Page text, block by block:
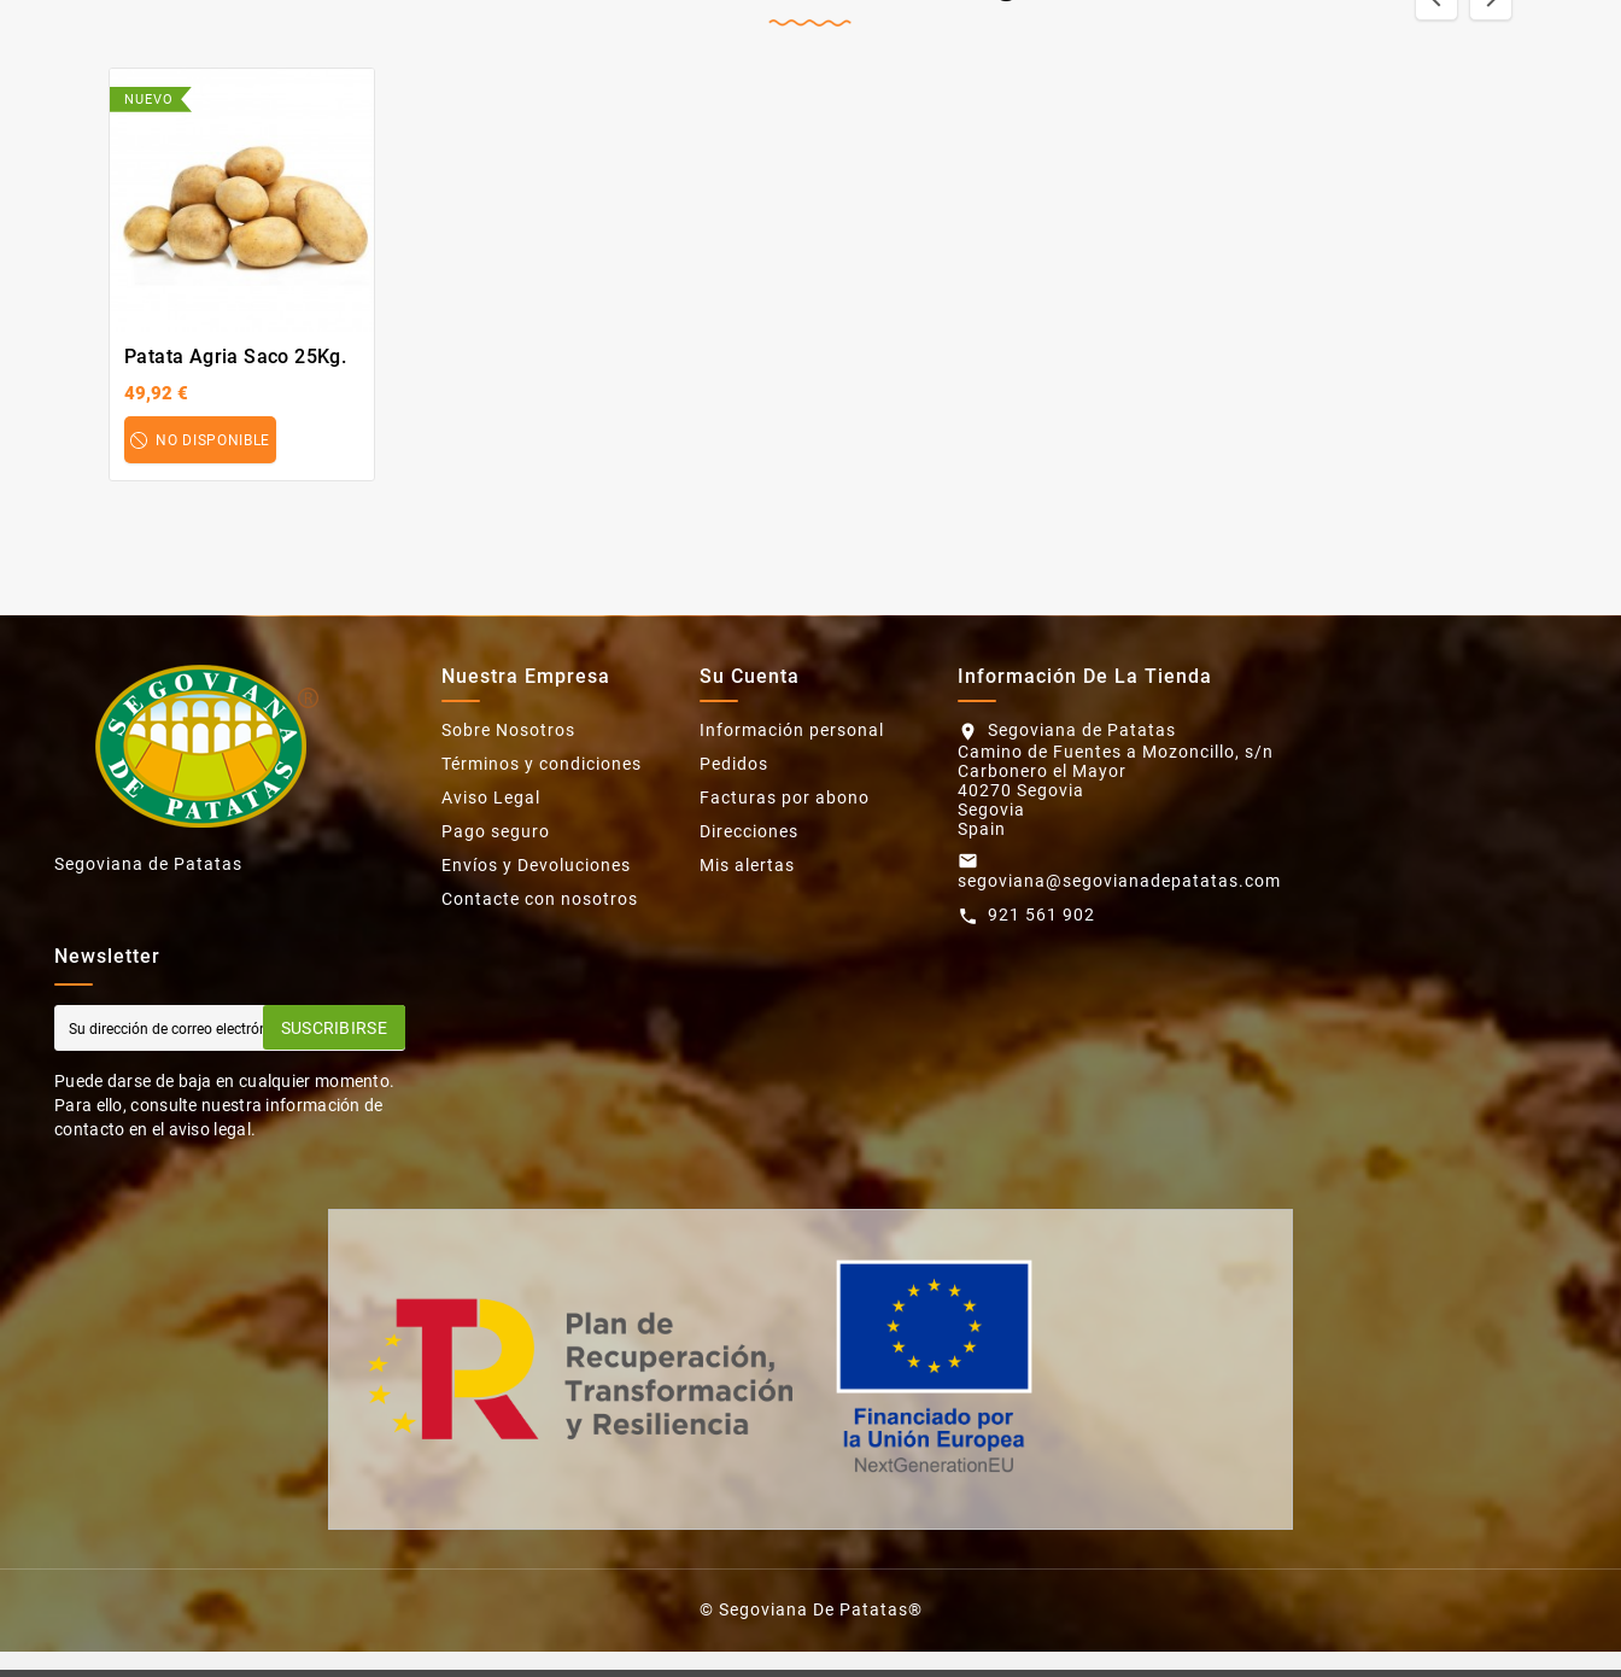
NUEVO
Patata Agria Saco 25Kg.
49,92 €
NO DISPONIBLE
Segoviana de Patatas
Nuestra Empresa
Sobre Nosotros
Términos y condiciones
Aviso Legal
Pago seguro
Envíos y Devoluciones
Contacte con nosotros
Su Cuenta
Información personal
Pedidos
Facturas por abono
Direcciones
Mis alertas
Información De La Tienda
location_on
Segoviana de Patatas
Camino de Fuentes a Mozoncillo, s/n
Carbonero el Mayor
40270 Segovia
Segovia
Spain
email
segoviana@segovianadepatatas.com
call 921 561 902
Newsletter
SUSCRIBIRSE
Puede darse de baja en cualquier momento.
Para ello, consulte nuestra información de
contacto en el aviso legal.
© Segoviana De Patatas®